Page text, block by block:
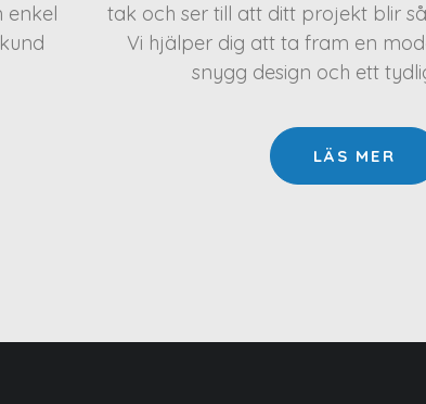
enkel
tak och ser till att ditt projekt blir
Vi hjälper dig att ta fram en
snygg design och ett
LÄS MER